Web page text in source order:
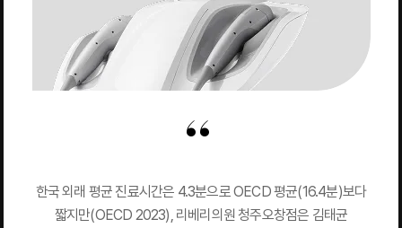
한국 외래 평균 진료시간은 4.3분으로 OECD 평균(16.4분)보다
짧지만(OECD 2023), 리베리의원 청주오창점은 김태균